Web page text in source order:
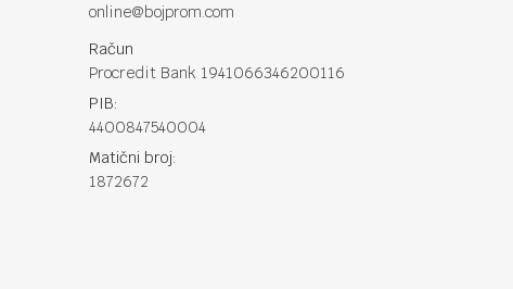
online@bojprom.com
Račun
Procredit Bank 1941066346200116
PIB:
4400847540004
Matični broj:
1872672